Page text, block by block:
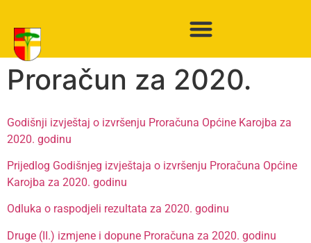
Proračun za 2020.
Godišnji izvještaj o izvršenju Proračuna Općine Karojba za
2020. godinu
Prijedlog Godišnjeg izvještaja o izvršenju Proračuna Općine
Karojba za 2020. godinu
Odluka o raspodjeli rezultata za 2020. godinu
Druge (II.) izmjene i dopune Proračuna za 2020. godinu